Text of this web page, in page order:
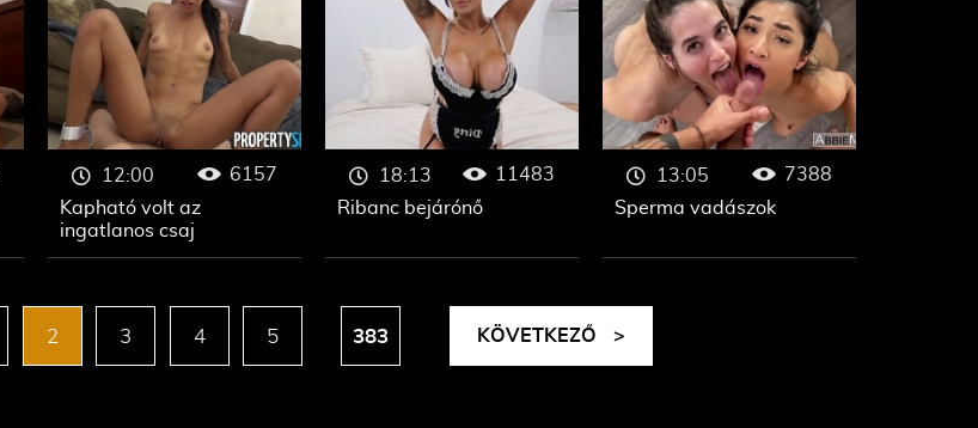
Kapható volt az
ingatlanos csaj
12:00
6157
Ribanc bejárónő
18:13
11483
Sperma vadászok
13:05 7388
2 3 4 5 383 KÖVETKEZŐ >